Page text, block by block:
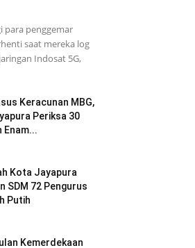
para penggemar
saat mereka log
Indosat 5G,
Keracunan MBG,
Periksa 30
Enam...
Kota Jayapura
SDM 72 Pengurus
Putih
Kemerdekaan